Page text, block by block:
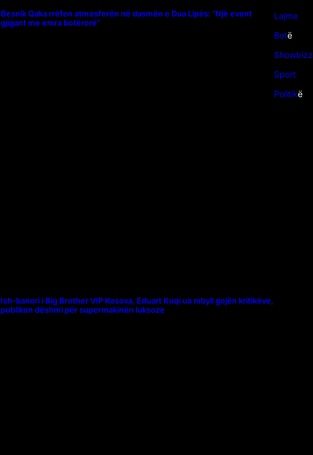
Besnik Qaka rrëfen atmosferën në dasmën e Dua Lipës: “Një event
gjigant me emra botërorë”
Ish-banori i Big Brother VIP Kosova, Eduart Kuqi ua mbyll gojën kritikëve,
publikon dëshmi për supermakinën luksoze
Lajme
Botë
Showbizz
Sport
Politikë